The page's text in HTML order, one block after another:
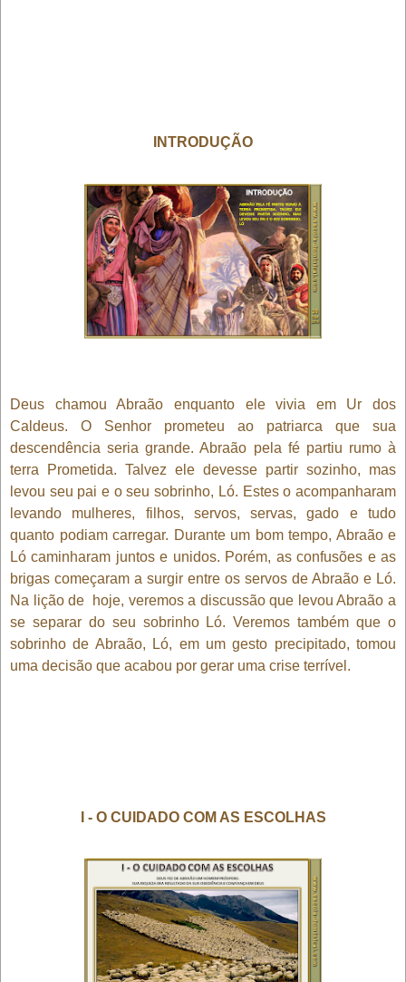
INTRODUÇÃO
Deus chamou Abraão enquanto ele vivia em Ur dos
Caldeus. O Senhor prometeu ao patriarca que sua
descendência seria grande. Abraão pela fé partiu rumo à
terra Prometida. Talvez ele devesse partir sozinho, mas
levou seu pai e o seu sobrinho, Ló. Estes o acompanharam
levando mulheres, filhos, servos, servas, gado e tudo
quanto podiam carregar. Durante um bom tempo, Abraão e
Ló caminharam juntos e unidos. Porém, as confusões e as
brigas começaram a surgir entre os servos de Abraão e Ló.
Na lição de hoje, veremos a discussão que levou Abraão a
se separar do seu sobrinho Ló. Veremos também que o
sobrinho de Abraão, Ló, em um gesto precipitado, tomou
uma decisão que acabou por gerar uma crise terrível.
I - O CUIDADO COM AS ESCOLHAS